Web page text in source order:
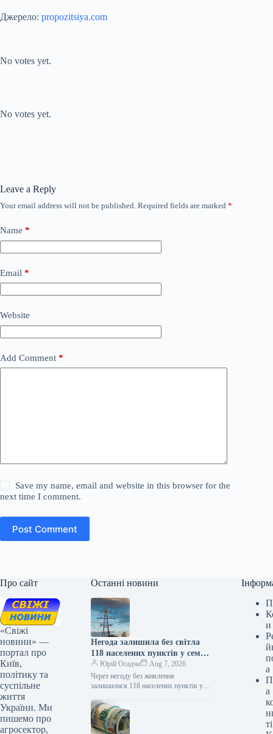
Джерело: propozitsiya.com
No votes yet.
No votes yet.
Leave a Reply
Your email address will not be published. Required fields are marked *
Name *
Email *
Website
Add Comment *
Save my name, email and website in this browser for the
next time I comment.
Post Comment
Про сайт
«Свіжі
новини» —
портал про
Київ,
політику та
суспільне
життя
України. Ми
пишемо про
агросектор,
Останні новини
Негода залишила без світла
118 населених пунктів у семи
областях.
Юрій Осадча
Aug 7, 2026
Через негоду без живлення
залишилися 118 населених пунктів у
Укрінформ Станом на ранок 7 серпня
через…
и
а
а
ті